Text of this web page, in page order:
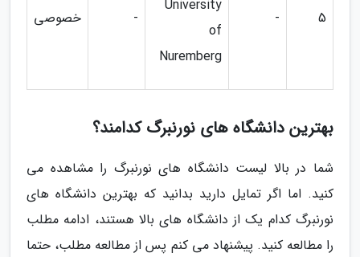
5
-
University
of
Nuremberg
- خصوصی
بهترین دانشگاه های نورنبرگ کدامند؟
شما در بالا لیست دانشگاه های نورنبرگ را مشاهده می
کنید. اما اگر تمایل دارید بدانید که بهترین دانشگاه های
نورنبرگ کدام یک از دانشگاه های بالا هستند، ادامه مطلب
را مطالعه کنید. پیشنهاد می کنم پس از مطالعه مطلب، حتما